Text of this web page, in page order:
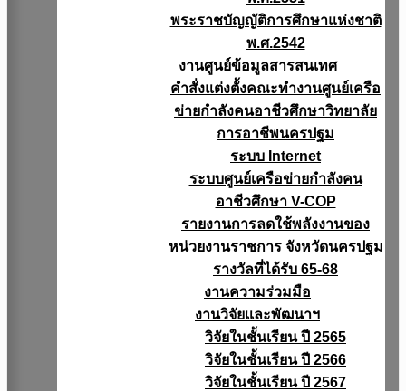
พระราชบัญญัติการศึกษาแห่งชาติ
พ.ศ.2542
งานศูนย์ข้อมูลสารสนเทศ
คำสั่งแต่งตั้งคณะทำงานศูนย์เครือ
ข่ายกำลังคนอาชีวศึกษาวิทยาลัย
การอาชีพนครปฐม
ระบบ Internet
ระบบศูนย์เครือข่ายกำลังคน
อาชีวศึกษา V-COP
รายงานการลดใช้พลังงานของ
หน่วยงานราชการ จังหวัดนครปฐม
รางวัลที่ได้รับ 65-68
งานความร่วมมือ
งานวิจัยเเละพัฒนาฯ
วิจัยในชั้นเรียน ปี 2565
วิจัยในชั้นเรียน ปี 2566
วิจัยในชั้นเรียน ปี 2567